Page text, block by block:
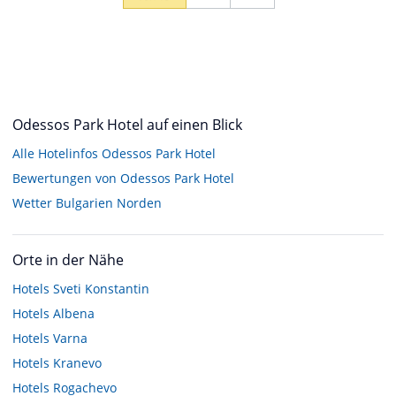
Odessos Park Hotel auf einen Blick
Alle Hotelinfos Odessos Park Hotel
Bewertungen von Odessos Park Hotel
Wetter Bulgarien Norden
Orte in der Nähe
Hotels Sveti Konstantin
Hotels Albena
Hotels Varna
Hotels Kranevo
Hotels Rogachevo